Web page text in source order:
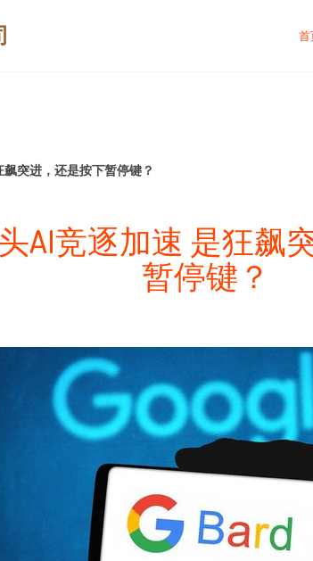
首
突进，还是按下暂停键？
AI竞逐加速 是狂飙
暂停键？